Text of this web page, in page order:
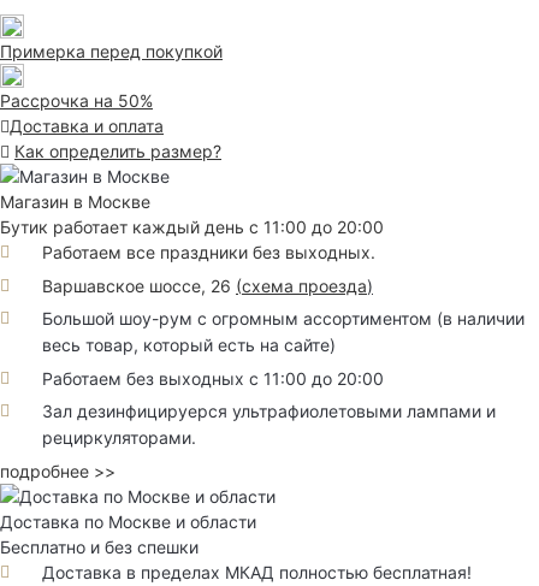
Примерка перед покупкой
Рассрочка на 50%
Доставка и оплата
Как определить размер?
Магазин в Москве
Бутик работает каждый день с 11:00 до 20:00
Работаем все праздники без выходных.
Варшавское шоссе, 26 (схема проезда)
Большой шоу-рум с огромным ассортиментом (в наличии
весь товар, который есть на сайте)
Работаем без выходных с 11:00 до 20:00
Зал дезинфицируерся ультрафиолетовыми лампами и
рециркуляторами.
подробнее >>
Доставка по Москве и области
Бесплатно и без спешки
Доставка в пределах МКАД полностью бесплатная!